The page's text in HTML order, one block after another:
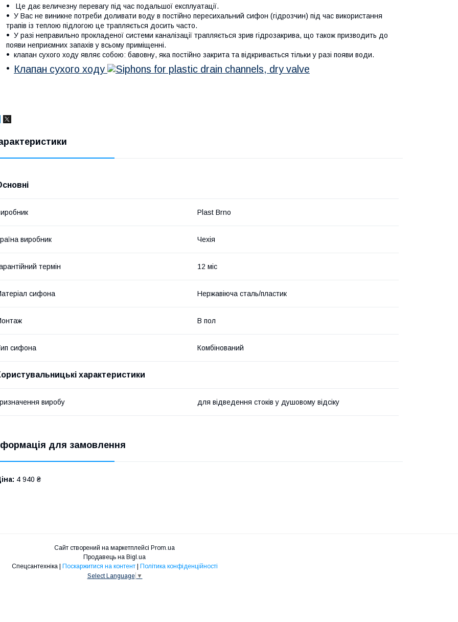
Це дає величезну перевагу під час подальшої експлуатації.
У Вас не виникне потреби доливати воду в постійно пересихальний сифон (гідрозчин) під час використання
трапів із теплою підлогою це трапляється досить часто.
У разі неправильно прокладеної системи каналізації трапляється зрив гідрозакрива, що також призводить до
появи неприємних запахів у всьому приміщенні.
клапан сухого ходу являє собою: бавовну, яка постійно закрита та відкривається тільки у разі появи води.
Клапан сухого ходу
Plast Brno
виробник Чехія
термін 12 міс
сифона Нержавіюча сталь/пластик
В пол
сифона Комбінований
характеристики
виробу для відведення стоків у душовому відсіку
для замовлення
4 940 ₴
Сайт створений на маркетплейсі Prom.ua
Продавець на Bigl.ua
Поскаржитися на контент
Політика конфіденційності
Select Language ▼